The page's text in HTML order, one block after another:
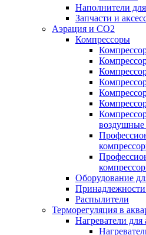
Наполнители
Запчасти и
Аэрация и CO2
Компрессоры
Оборудование
Принадлежности
Распылители
Терморегуляция в
Нагреватели для